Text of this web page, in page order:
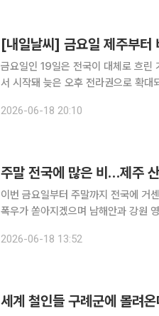
[내일날씨] 금요일 제주부
금요일인 19일은 전국이 대체로 흐린 가운데
서 시작돼 늦은 오후 전라권으로 확
오는 곳도 있겠다. 19일부
2026-06-18 20:10
주말 전국에 많은 비…제
이번 금요일부터 주말까지 전국에
폭우가 쏟아지겠으며 남해안과 강원
아침 제주도를 시작으로 오후에는 남
2026-06-18 13:52
세계 철인들 구례군에 몰려